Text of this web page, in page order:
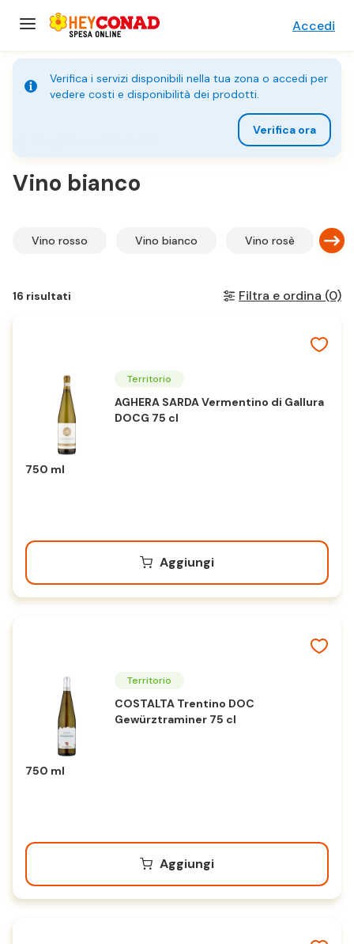
Accedi
Verifica i servizi disponibili nella tua zona o accedi per
vedere costi e disponibilità dei prodotti.
Verifica ora
Vino bianco
Vino rosso Vino bianco Vino rosè
16 risultati Filtra e ordina (0)
Territorio
AGHERA SARDA Vermentino di Gallura
DOCG 75 cl
750 ml
Aggiungi
Territorio
COSTALTA Trentino DOC
Gewürztraminer 75 cl
750 ml
Aggiungi